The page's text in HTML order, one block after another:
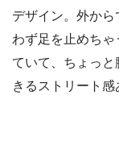
デザイン。外か
わず足を止めち
ていて、ちょっ
きるストリート